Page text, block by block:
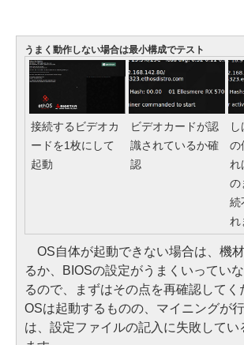
うまく動作しない場合は最小構成でテスト
接続するビデオカ
ードを1枚にして
起動
ビデオカードが認
識されているか確
認
の
れ
の
続
れ
OS自体が起動できない場合は、機
るか、BIOSの設定がうまくいってい
るので、まずはその点を再確認してく
OSは起動するものの、マイニングが
は、設定ファイルの記入に失敗してい